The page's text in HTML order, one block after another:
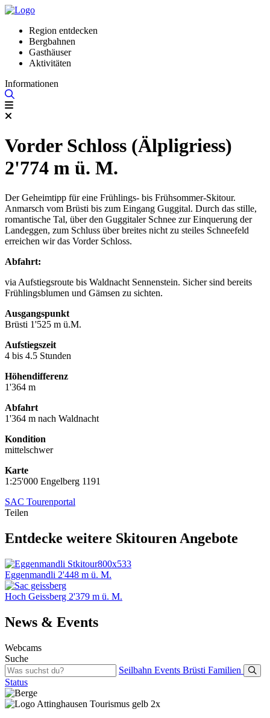
Region entdecken
Bergbahnen
Gasthäuser
Aktivitäten
Informationen
Vorder Schloss (Älpligriess)
2'774 m ü. M.
Der Geheimtipp für eine Frühlings- bis Frühsommer-Skitour.
Anmarsch vom Brüsti bis zum Eingang Guggital. Durch das stille,
romantische Tal, über den Guggitaler Schnee zur Einquerung der
Landeggen, zum Schluss über breites nicht zu steiles Schneefeld
erreichen wir das Vorder Schloss.
Abfahrt:
via Aufstiegsroute bis Waldnacht Sennenstein. Sicher sind bereits
Frühlingsblumen und Gämsen zu sichten.
Ausgangspunkt
Brüsti 1'525 m ü.M.
Aufstiegszeit
4 bis 4.5 Stunden
Höhendifferenz
1'364 m
Abfahrt
1'364 m nach Waldnacht
Kondition
mittelschwer
Karte
1:25'000 Engelberg 1191
SAC Tourenportal
Teilen
Entdecke weitere Skitouren Angebote
Eggenmandli 2'448 m ü. M.
Hoch Geissberg 2'379 m ü. M.
News & Events
Webcams
Suche
Seilbahn Events Brüsti Familien
Status